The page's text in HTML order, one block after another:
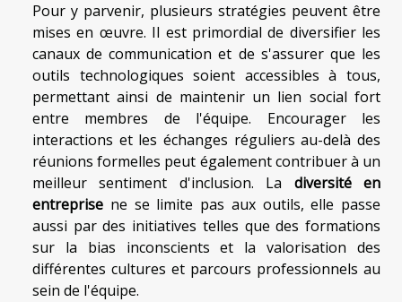
Pour y parvenir, plusieurs stratégies peuvent être
mises en œuvre. Il est primordial de diversifier les
canaux de communication et de s'assurer que les
outils technologiques soient accessibles à tous,
permettant ainsi de maintenir un lien social fort
entre membres de l'équipe. Encourager les
interactions et les échanges réguliers au-delà des
réunions formelles peut également contribuer à un
meilleur sentiment d'inclusion. La diversité en
entreprise ne se limite pas aux outils, elle passe
aussi par des initiatives telles que des formations
sur la bias inconscients et la valorisation des
différentes cultures et parcours professionnels au
sein de l'équipe.